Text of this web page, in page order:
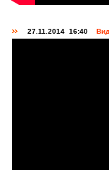
27.11.2014 16:40